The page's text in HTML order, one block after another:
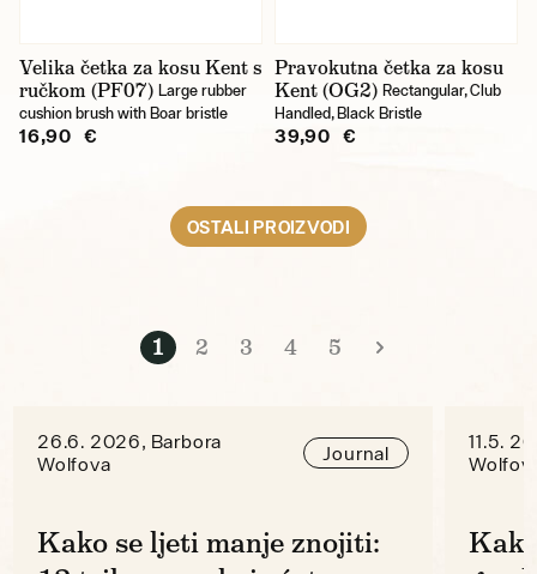
Velika četka za kosu Kent s
ručkom (PF07) Large rubber
cushion brush with Boar bristle
16,90 €
Pravokutna četka za kosu
Kent (OG2) Rectangular, Club
Handled, Black Bristle
39,90 €
OSTALI PROIZVODI
1 2 3 4 5
26.6. 2026, Barbora
Wolfova
Journal
Kako se ljeti manje znojiti:
11.5.